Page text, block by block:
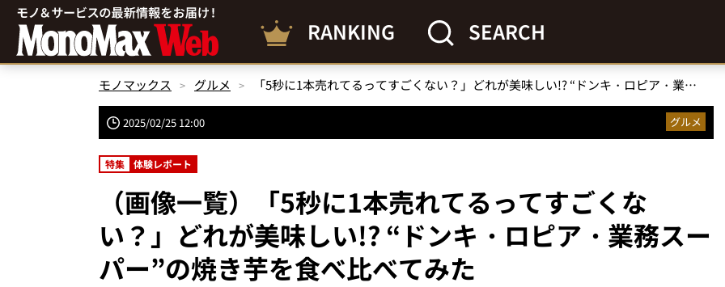
RANKING SEARCH
モノマックス グルメ 「5秒に1本売れてるってすごくない？」どれが美味しい!? “ドンキ・ロピア・業務スーパー”の焼き芋を食べ比べてみた
2025/02/25 12:00 グルメ
特集 体験レポート
（画像一覧）「5秒に1本売れてるってすごくな
い？」どれが美味しい!? “ドンキ・ロピア・業務スー
パー”の焼き芋を食べ比べてみた